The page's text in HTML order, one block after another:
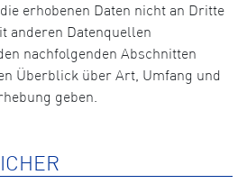
erhobenen Daten nicht an Dritte
anderen Datenquellen
nachfolgenden Abschnitten
Überblick über Art, Umfang und
geben.